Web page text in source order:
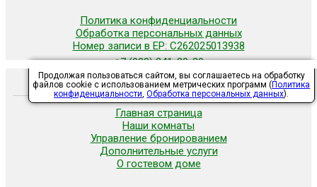
Политика конфиденциальности
Обработка персональных данных
Номер записи в ЕР: С262025013938
+7 (928) 341-39-39
+7 (928) 355-24-55
Главная страница
Наши комнаты
Управление бронированием
Дополнительные услуги
О гостевом доме
Продолжая пользоваться сайтом, вы соглашаетесь на обработку
файлов cookie с использованием метрических программ (Политика
конфиденциальности,Обработка персональных данных).